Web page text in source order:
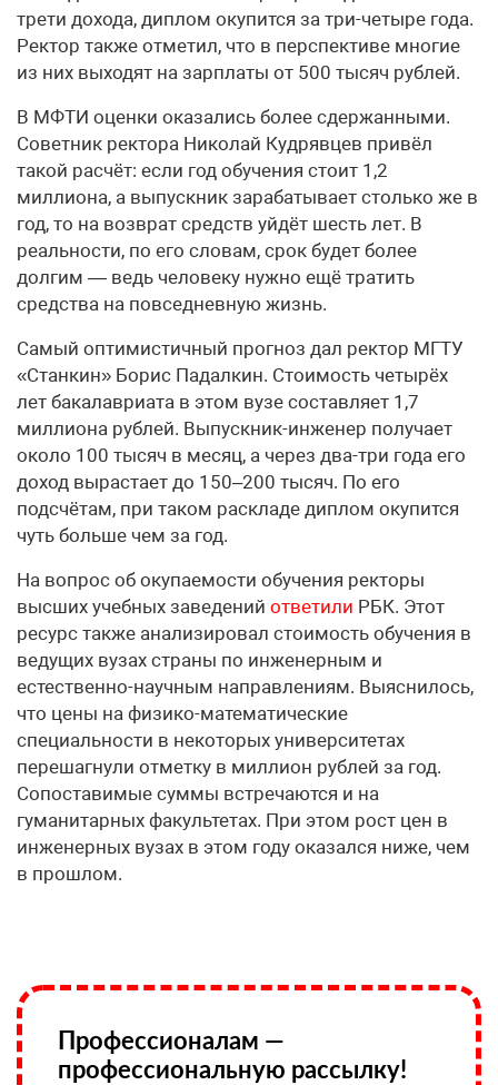
трети дохода, диплом окупится за три-четыре года.
Ректор также отметил, что в перспективе многие
из них выходят на зарплаты от 500 тысяч рублей.
В МФТИ оценки оказались более сдержанными.
Советник ректора Николай Кудрявцев привёл
такой расчёт: если год обучения стоит 1,2
миллиона, а выпускник зарабатывает столько же в
год, то на возврат средств уйдёт шесть лет. В
реальности, по его словам, срок будет более
долгим — ведь человеку нужно ещё тратить
средства на повседневную жизнь.
Самый оптимистичный прогноз дал ректор МГТУ
«Станкин» Борис Падалкин. Стоимость четырёх
лет бакалавриата в этом вузе составляет 1,7
миллиона рублей. Выпускник-инженер получает
около 100 тысяч в месяц, а через два-три года его
доход вырастает до 150–200 тысяч. По его
подсчётам, при таком раскладе диплом окупится
чуть больше чем за год.
На вопрос об окупаемости обучения ректоры
высших учебных заведений ответили РБК. Этот
ресурс также анализировал стоимость обучения в
ведущих вузах страны по инженерным и
естественно-научным направлениям. Выяснилось,
что цены на физико-математические
специальности в некоторых университетах
перешагнули отметку в миллион рублей за год.
Сопоставимые суммы встречаются и на
гуманитарных факультетах. При этом рост цен в
инженерных вузах в этом году оказался ниже, чем
в прошлом.
Профессионалам —
профессиональную рассылку!